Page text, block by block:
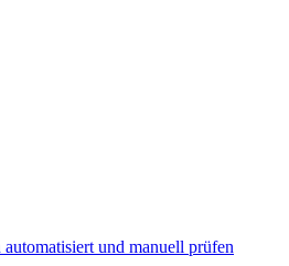
automatisiert und manuell prüfen